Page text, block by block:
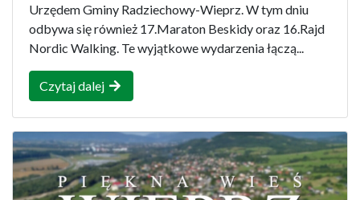
Urzędem Gminy Radziechowy-Wieprz. W tym dniu
odbywa się również 17.Maraton Beskidy oraz 16.Rajd
Nordic Walking. Te wyjątkowe wydarzenia łączą...
Czytaj dalej